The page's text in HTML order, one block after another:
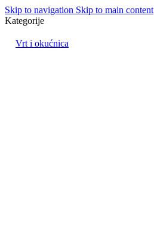
Skip to navigation Skip to main content
Kategorije
Vrt i okućnica